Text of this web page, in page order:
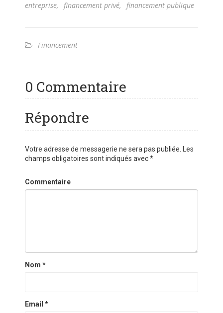
entreprise, financement privé, financement publique
Financement
0 Commentaire
Répondre
Votre adresse de messagerie ne sera pas publiée. Les
champs obligatoires sont indiqués avec*
Commentaire
Nom *
Email *